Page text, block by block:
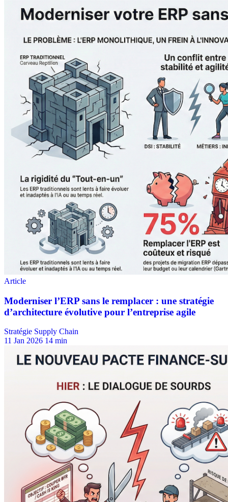
Stratégie Supply Chain
11 Jan 2026 14 min